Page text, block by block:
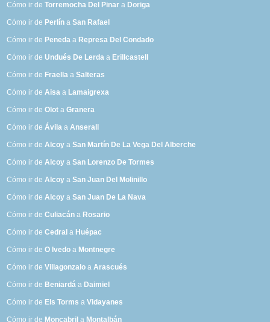
Cómo ir deTorremocha Del Pinar a Doriga
Cómo ir de Perlín aSan Rafael
Cómo ir de Peneda a Represa Del Condado
Cómo ir deUndués De Lerda a Erillcastell
Cómo ir de Fraella aSalteras
Cómo ir deAisa a Lamaigrexa
Cómo ir deOlot aGranera
Cómo ir deÁvila aAnserall
Cómo ir deAlcoy aSan Martín De La Vega Del Alberche
Cómo ir deAlcoy aSan Lorenzo De Tormes
Cómo ir deAlcoy aSan Juan Del Molinillo
Cómo ir deAlcoy aSan Juan De La Nava
Cómo ir deCuliacán a Rosario
Cómo ir deCedral a Huépac
Cómo ir deO Ivedo a Montnegre
Cómo ir deVillagonzalo aArascués
Cómo ir de Beniardá a Daimiel
Cómo ir de Els Torms aVidayanes
Cómo ir de Moncabril a Montalbán